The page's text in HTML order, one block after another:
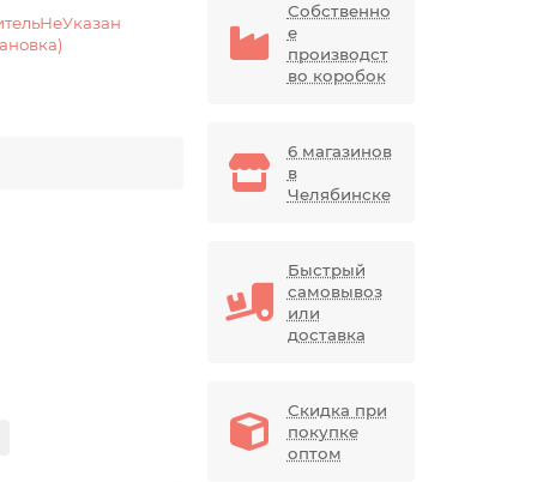
Собственно
е
производст
во коробок
6 магазинов
в
Челябинске
Быстрый
самовывоз
или
доставка
Скидка при
покупке
оптом